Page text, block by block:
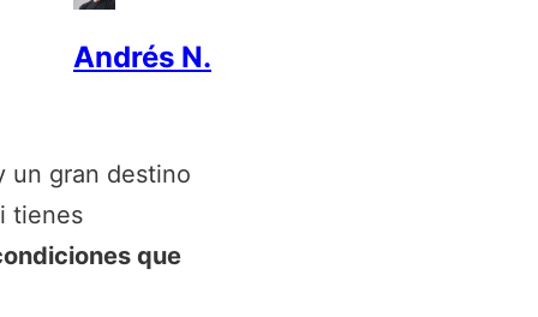
Andrés N.
un gran destino
tienes
que